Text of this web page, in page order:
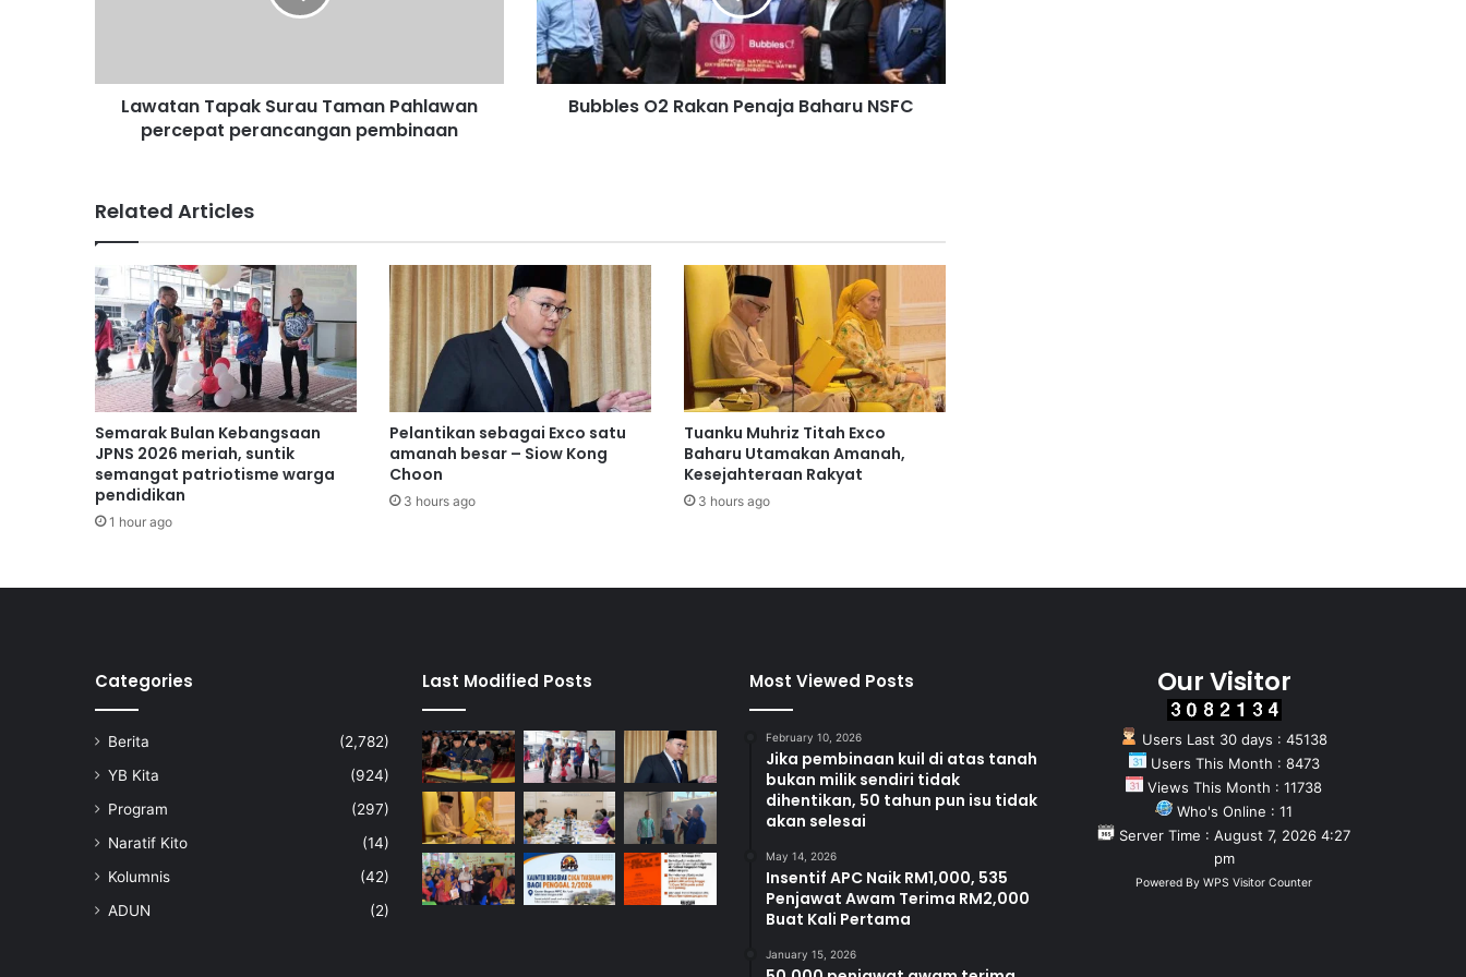
a
r
a
u
T
a
m
a
n
P
a
h
l
a
w
p
e
t
p
r
a
c
a
Lawatan Tapak Surau Taman Pahlawan
percepat perancangan pembinaan
e
s
O
2
e
n
a
j
a
B
a
h
a
r
Bubbles O2 Rakan Penaja Baharu NSFC
Related Articles
Semarak Bulan Kebangsaan
JPNS 2026 meriah, suntik
semangat patriotisme warga
pendidikan
1 hour ago
Pelantikan sebagai Exco satu
amanah besar – Siow Kong
Choon
3 hours ago
Tuanku Muhriz Titah Exco
Baharu Utamakan Amanah,
Kesejahteraan Rakyat
3 hours ago
Categories
Berita
(2,782)
YB Kita
(924)
Program
(297)
Naratif Kito
(14)
Kolumnis
(42)
ADUN
(2)
Last Modified Posts Most Viewed Posts
February 10, 2026
Jika pembinaan kuil di atas tanah
bukan milik sendiri tidak
dihentikan, 50 tahun pun isu tidak
akan selesai
May 14, 2026
Insentif APC Naik RM1,000, 535
Penjawat Awam Terima RM2,000
Buat Kali Pertama
January 15, 2026
Our Visitor
Users Last 30 days : 45138
Users This Month : 8473
Views This Month : 11738
Who's Online : 11
Server Time : August 7, 2026 4:27
pm
Powered By WPS Visitor Counter